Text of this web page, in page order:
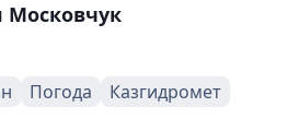
Московчук
Погода Казгидромет